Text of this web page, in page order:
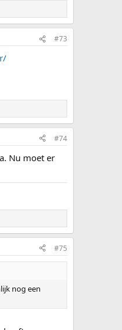
#73
#74
Nu moet er
#75
nog een